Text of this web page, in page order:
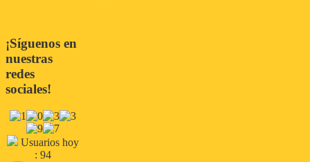
¡Síguenos en
nuestras
redes
sociales!
Usuarios hoy
: 94